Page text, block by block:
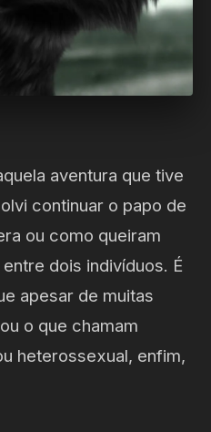
aventura que tive
continuar o papo de
ou como queiram
dois indivíduos. É
apesar de muitas
o que chamam
heterossexual, enfim,